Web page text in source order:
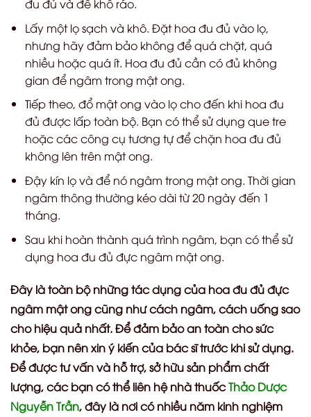
đu đủ và để khô ráo.
Lấy một lọ sạch và khô. Đặt hoa đu đủ vào lọ,
nhưng hãy đảm bảo không để quá chặt, quá
nhiều hoặc quá ít. Hoa đu đủ cần có đủ không
gian để ngâm trong mật ong.
Tiếp theo, đổ mật ong vào lọ cho đến khi hoa đu
đủ được lấp toàn bộ. Bạn có thể sử dụng que tre
hoặc các công cụ tương tự để chặn hoa đu đủ
không lên trên mật ong.
Đậy kín lọ và để nó ngâm trong mật ong. Thời gian
ngâm thông thường kéo dài từ 20 ngày đến 1
tháng.
Sau khi hoàn thành quá trình ngâm, bạn có thể sử
dụng hoa đu đủ đực ngâm mật ong.
Đây là toàn bộ những tác dụng của hoa đu đủ đực
ngâm mật ong cũng như cách ngâm, cách uống sao
cho hiệu quả nhất. Để đảm bảo an toàn cho sức
khỏe, bạn nên xin ý kiến của bác sĩ trước khi sử dụng.
Để được tư vấn và hỗ trợ, sở hữu sản phẩm chất
lượng, các bạn có thể liên hệ nhà thuốcThảo Dược
Nguyễn Trần, đây là nơi có nhiều năm kinh nghiệm